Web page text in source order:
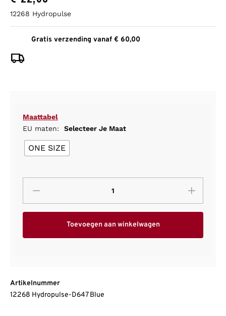
12268 Hydropulse
Gratis verzending vanaf € 60,00
Maattabel
EU maten:
Selecteer Je Maat
ONE SIZE
Toevoegen aan winkelwagen
Artikelnummer
12268 Hydropulse-D647 Blue